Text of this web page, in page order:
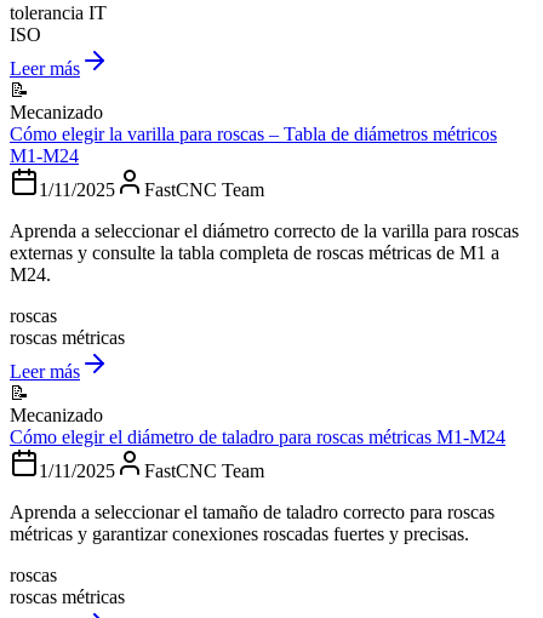
tolerancia IT
ISO
Leer más
📝
Mecanizado
Cómo elegir la varilla para roscas – Tabla de diámetros métricos
M1-M24
1/11/2025
FastCNC Team
Aprenda a seleccionar el diámetro correcto de la varilla para roscas
externas y consulte la tabla completa de roscas métricas de M1 a
M24.
roscas
roscas métricas
Leer más
📝
Mecanizado
Cómo elegir el diámetro de taladro para roscas métricas M1-M24
1/11/2025
FastCNC Team
Aprenda a seleccionar el tamaño de taladro correcto para roscas
métricas y garantizar conexiones roscadas fuertes y precisas.
roscas
roscas métricas